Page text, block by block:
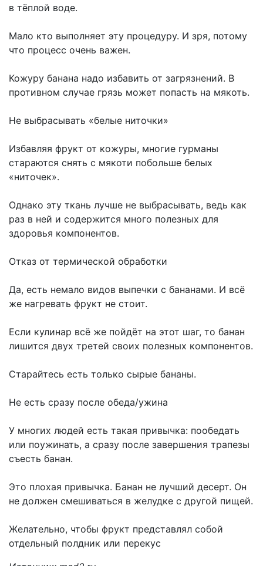
в тёплой воде.
Мало кто выполняет эту процедуру. И зря, потому
что процесс очень важен.
Кожуру банана надо избавить от загрязнений. В
противном случае грязь может попасть на мякоть.
Не выбрасывать «белые ниточки»
Избавляя фрукт от кожуры, многие гурманы
стараются снять с мякоти побольше белых
«ниточек».
Однако эту ткань лучше не выбрасывать, ведь как
раз в ней и содержится много полезных для
здоровья компонентов.
Отказ от термической обработки
Да, есть немало видов выпечки с бананами. И всё
же нагревать фрукт не стоит.
Если кулинар всё же пойдёт на этот шаг, то банан
лишится двух третей своих полезных компонентов.
Старайтесь есть только сырые бананы.
Не есть сразу после обеда/ужина
У многих людей есть такая привычка: пообедать
или поужинать, а сразу после завершения трапезы
съесть банан.
Это плохая привычка. Банан не лучший десерт. Он
не должен смешиваться в желудке с другой пищей.
Желательно, чтобы фрукт представлял собой
отдельный полдник или перекус